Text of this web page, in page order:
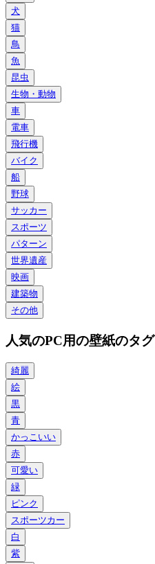
犬
猫
鳥
魚
昆虫
生物・動物
車
電車
飛行機
バイク
船
野球
サッカー
スポーツ
パターン
世界遺産
映画
建築物
その他
人気のPC用の壁紙のタグ
綺麗
絵
黒
青
かっこいい
赤
可愛い
緑
ピンク
スポーツカー
白
紫